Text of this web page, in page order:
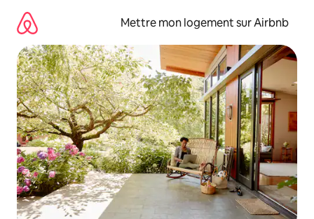
directement
contenu
Mettre mon logement sur Airbnb